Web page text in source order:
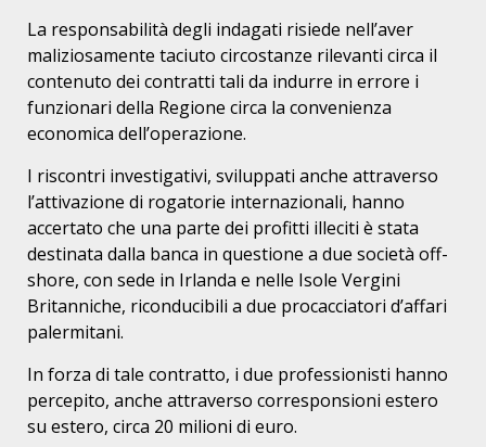
La responsabilità degli indagati risiede nell’aver
maliziosamente taciuto circostanze rilevanti circa il
contenuto dei contratti tali da indurre in errore i
funzionari della Regione circa la convenienza
economica dell’operazione.
I riscontri investigativi, sviluppati anche attraverso
l’attivazione di rogatorie internazionali, hanno
accertato che una parte dei profitti illeciti è stata
destinata dalla banca in questione a due società off-
shore, con sede in Irlanda e nelle Isole Vergini
Britanniche, riconducibili a due procacciatori d’affari
palermitani.
In forza di tale contratto, i due professionisti hanno
percepito, anche attraverso corresponsioni estero
su estero, circa 20 milioni di euro.